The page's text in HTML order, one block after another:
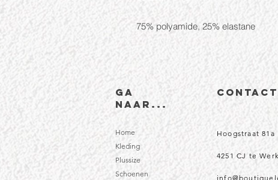
75% polyamide, 25% elastane
Ga
naar...
CONTACT
Hoogstraat 81a
4251 CJ te
Home
Kleding
Plussize
Schoenen